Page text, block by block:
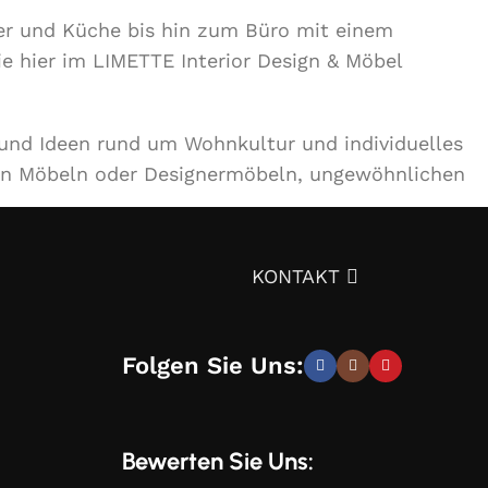
und Küche bis hin zum Büro mit einem
im LIMETTE Interior Design & Möbel
Ideen rund um Wohnkultur und individuelles
Möbeln oder Designermöbeln, ungewöhnlichen
– und trotzdem günstig.Überzeugen Sie sich
moderne und stilvolle Lösungen, die Sie
KONTAKT
Folgen Sie Uns:
Bewerten Sie Uns: